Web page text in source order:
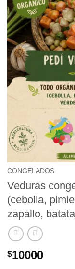
CONGELADOS
Veduras
(cebolla,
zapallo,
$10000